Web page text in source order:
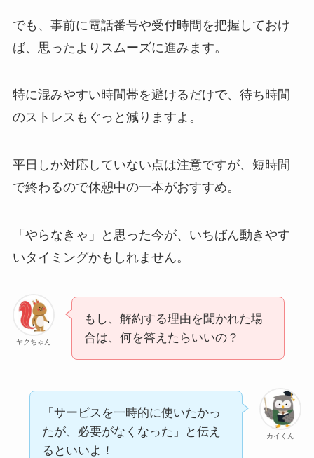
でも、事前に電話番号や受付時間を把握しておけ
ば、思ったよりスムーズに進みます。
特に混みやすい時間帯を避けるだけで、待ち時間
のストレスもぐっと減りますよ。
平日しか対応していない点は注意ですが、短時間
で終わるので休憩中の一本がおすすめ。
「やらなきゃ」と思った今が、いちばん動きやす
いタイミングかもしれません。
ヤクちゃん
もし、解約する理由を聞かれた場
合は、何を答えたらいいの？
カイくん
「サービスを一時的に使いたかっ
たが、必要がなくなった」と伝え
るといいよ！